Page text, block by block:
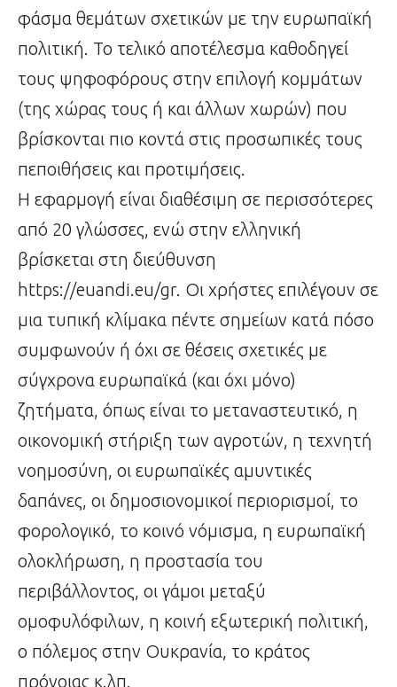
φάσμα θεμάτων σχετικών με την ευρωπαϊκή
πολιτική. Το τελικό αποτέλεσμα καθοδηγεί
τους ψηφοφόρους στην επιλογή κομμάτων
(της χώρας τους ή και άλλων χωρών) που
βρίσκονται πιο κοντά στις προσωπικές τους
πεποιθήσεις και προτιμήσεις.
Η εφαρμογή είναι διαθέσιμη σε περισσότερες
από 20 γλώσσες, ενώ στην ελληνική
βρίσκεται στη διεύθυνση
https://euandi.eu/gr. Οι χρήστες επιλέγουν σε
μια τυπική κλίμακα πέντε σημείων κατά πόσο
συμφωνούν ή όχι σε θέσεις σχετικές με
σύγχρονα ευρωπαϊκά (και όχι μόνο)
ζητήματα, όπως είναι το μεταναστευτικό, η
οικονομική στήριξη των αγροτών, η τεχνητή
νοημοσύνη, οι ευρωπαϊκές αμυντικές
δαπάνες, οι δημοσιονομικοί περιορισμοί, το
φορολογικό, το κοινό νόμισμα, η ευρωπαϊκή
ολοκλήρωση, η προστασία του
περιβάλλοντος, οι γάμοι μεταξύ
ομοφυλόφιλων, η κοινή εξωτερική πολιτική,
ο πόλεμος στην Ουκρανία, το κράτος
πρόνοιας κ.λπ.